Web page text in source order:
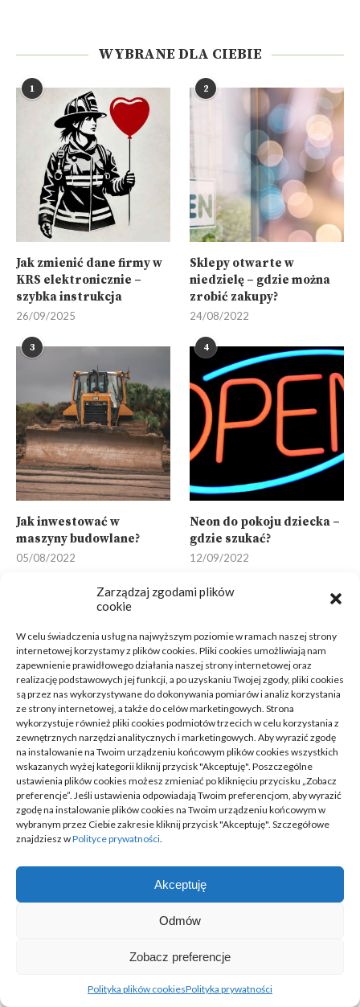
Zarządzaj zgodami plików
cookie
W celu świadczenia usług na najwyższym poziomie w ramach naszej strony
internetowej korzystamy z plików cookies. Pliki cookies umożliwiają nam
zapewnienie prawidłowego działania naszej strony internetowej oraz
realizację podstawowych jej funkcji, a po uzyskaniu Twojej zgody, pliki cookies
są przez nas wykorzystywane do dokonywania pomiarów i analiz korzystania
ze strony internetowej, a także do celów marketingowych. Strona
wykorzystuje również pliki cookies podmiotów trzecich w celu korzystania z
zewnętrznych narzędzi analitycznych i marketingowych. Aby wyrazić zgodę
na instalowanie na Twoim urządzeniu końcowym plików cookies wszystkich
wskazanych wyżej kategorii kliknij przycisk "Akceptuję". Poszczególne
ustawienia plików cookies możesz zmieniać po kliknięciu przycisku „Zobacz
preferencje”. Jeśli ustawienia odpowiadają Twoim preferencjom, aby wyrazić
zgodę na instalowanie plików cookies na Twoim urządzeniu końcowym w
wybranym przez Ciebie zakresie kliknij przycisk "Akceptuję". Szczegółowe
znajdziesz wPolityce prywatności.
Akceptuję
Odmów
Zobacz preferencje
Polityka plików cookiesPolityka prywatności
WYBRANE DLA CIEBIE
1
Jak zmienić dane firmy w
KRS elektronicznie –
szybka instrukcja
26/09/2025
2
Sklepy otwarte w
niedzielę – gdzie można
zrobić zakupy?
24/08/2022
3
Jak inwestować w
maszyny budowlane?
05/08/2022
4
Neon do pokoju dziecka –
gdzie szukać?
12/09/2022
US Open: Czy Novak
Djokovic zagra w
turnieju?
15/07/2022
6
Grozi nam poważny
kryzys energetyczny?
25/07/2022
NOWOŚCI
Przenośnik modułowy czy PVC do
22/06/2026